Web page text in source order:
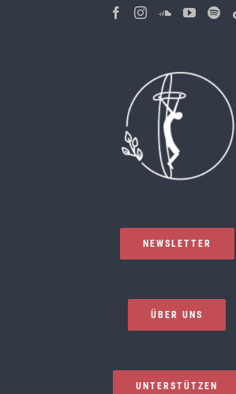
NEWSLETTER
ÜBER UNS
UNTERSTÜTZEN